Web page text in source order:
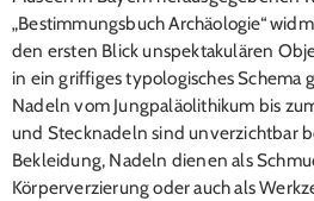
„Bestimmungsbuch Archäologie“
den ersten Blick unspektakulären
in ein griffiges typologisches Schema
Nadeln vom Jungpaläolithikum bis
und Stecknadeln sind unverzichtbar
Bekleidung, Nadeln dienen als
Körperverzierung oder auch als